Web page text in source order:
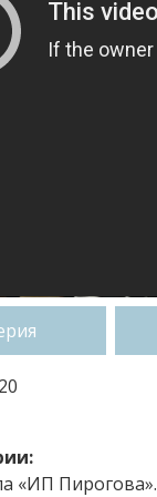
«ИП Пирогова».